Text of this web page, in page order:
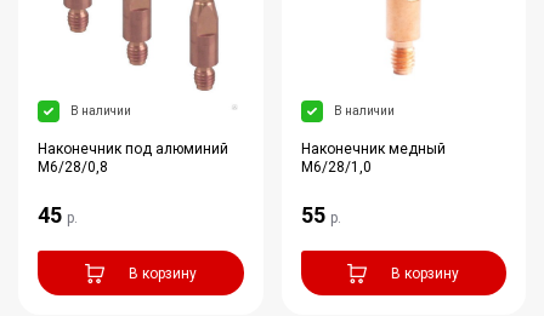
В наличии
Наконечник под алюминий
M6/28/0,8
45 р.
В корзину
В наличии
Наконечник медный
M6/28/1,0
55 р.
В корзину